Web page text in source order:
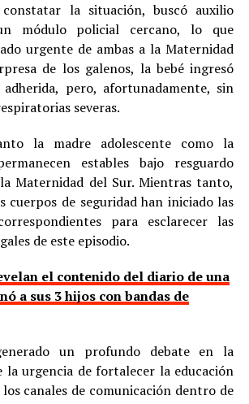
la situación, buscó auxilio
módulo policial cercano, lo que
urgente de ambas a la Maternidad
de los galenos, la bebé ingresó
pero, afortunadamente, sin
severas.
la madre adolescente como la
estables bajo resguardo
Maternidad del Sur. Mientras tanto,
cuerpos de seguridad han iniciado las
para esclarecer las
de este episodio.
el contenido del diario de una
a sus 3 hijos con bandas de
un profundo debate en la
la urgencia de fortalecer la educación
canales de comunicación dentro de